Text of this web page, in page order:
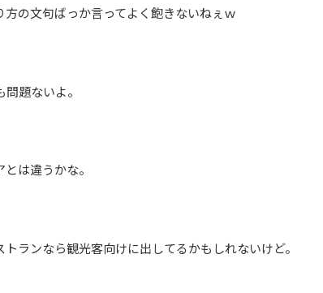
の文句ばっか言ってよく飽きないねぇｗ
題ないよ。
は違うかな。
ランなら観光客向けに出してるかもしれないけど。